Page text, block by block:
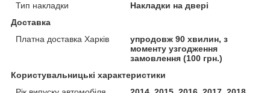
Тип накладки
Накладки на двері
Доставка
Платна доставка Харків
упродовж 90 хвилин, з
моменту узгодження
замовлення (100 грн.)
Користувальницькі характеристики